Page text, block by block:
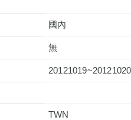
國內
無
20121019~20121020
TWN